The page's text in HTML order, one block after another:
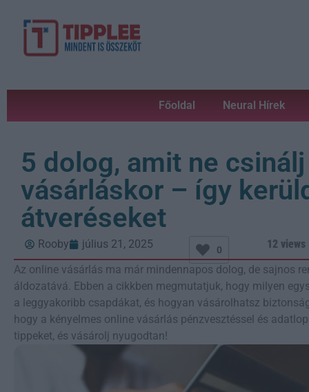
Főoldal Neural Hírek
5 dolog, amit ne
vásárláskor – így
átveréseket
Rooby július 21, 2025 0
12 views
Az online vásárlás ma már mindennapos dolog, de sajnos
áldozatává. Ebben a cikkben megmutatjuk, hogy milyen
a leggyakoribb csapdákat, és hogyan vásárolhatsz
hogy a kényelmes online vásárlás pénzvesztéssel és
tippeket, és vásárolj nyugodtan!